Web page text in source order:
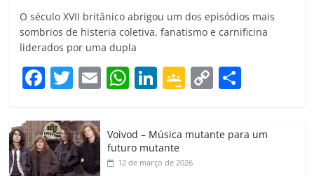
O século XVII britânico abrigou um dos episódios mais
sombrios de histeria coletiva, fanatismo e carnificina
liderados por uma dupla
F
c
e
b
T
itt
er
E
ai
W
at
s
A
Li
k
e
dI
G
gl
e
C
y p
Voivod – Música mutante para um
futuro mutante
12 de março de 2026